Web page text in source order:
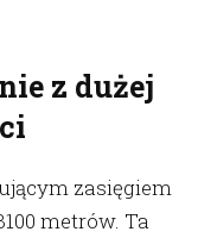
z dużej
zasięgiem
metrów. Ta